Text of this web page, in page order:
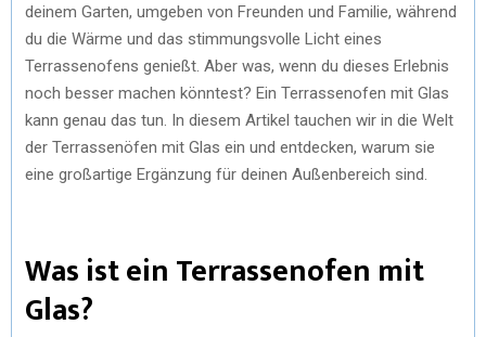
deinem Garten, umgeben von Freunden und Familie, während
du die Wärme und das stimmungsvolle Licht eines
Terrassenofens genießt. Aber was, wenn du dieses Erlebnis
noch besser machen könntest? Ein Terrassenofen mit Glas
kann genau das tun. In diesem Artikel tauchen wir in die Welt
der Terrassenöfen mit Glas ein und entdecken, warum sie
eine großartige Ergänzung für deinen Außenbereich sind.
Was ist ein Terrassenofen mit
Glas?